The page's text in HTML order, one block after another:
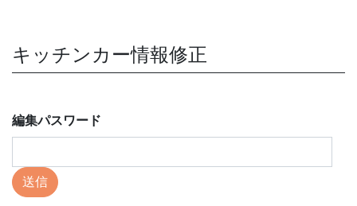
キッチンカー情報修正
編集パスワード
送信